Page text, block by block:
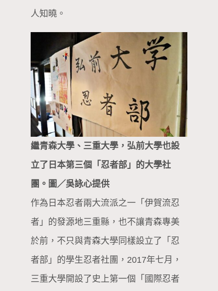
人知曉。
繼青森大學、三重大學，弘前大學也設
立了日本第三個「忍者部」的大學社
團。圖／吳詠心提供
作為日本忍者兩大流派之一「伊賀流忍
者」的發源地­­三重縣，也不讓青森專美
於前，不只與青森大學同樣設立了「忍
者部」的學生忍者社團，2017年七月，
三重大學開設了史上第一個「國際忍者